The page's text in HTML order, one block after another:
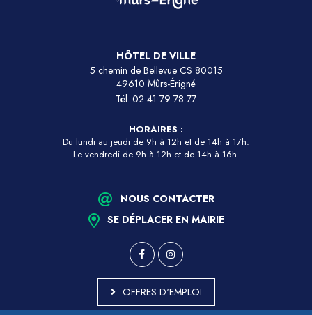
HÔTEL DE VILLE
5 chemin de Bellevue CS 80015
49610 Mûrs-Érigné
Tél. 02 41 79 78 77
HORAIRES :
Du lundi au jeudi de 9h à 12h et de 14h à 17h.
Le vendredi de 9h à 12h et de 14h à 16h.
NOUS CONTACTER
SE DÉPLACER EN MAIRIE
OFFRES D'EMPLOI